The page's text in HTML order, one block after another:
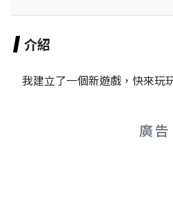
介紹
我建立了一個新遊戲，快來玩
廣告